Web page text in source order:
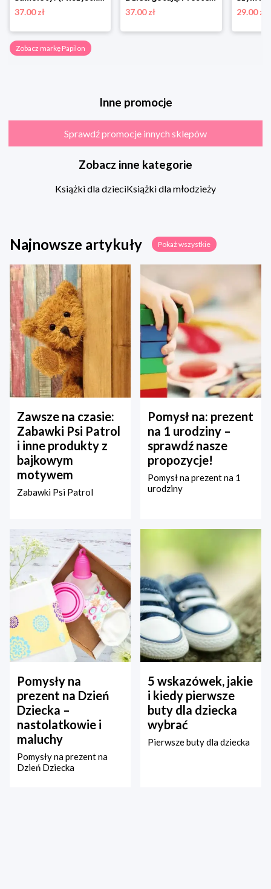
37.00 zł
37.00 zł
29.00 zł
Zobacz markę Papilon
Inne promocje
Sprawdź promocje innych sklepów
Zobacz inne kategorie
Książki dla dzieciKsiążki dla młodzieży
Najnowsze artykuły Pokaż wszystkie
Zawsze na czasie:
Zabawki Psi Patrol
i inne produkty z
bajkowym
motywem
Zabawki Psi Patrol
Pomysł na: prezent
na 1 urodziny –
sprawdź nasze
propozycje!
Pomysł na prezent na 1
urodziny
Pomysły na
prezent na Dzień
Dziecka –
nastolatkowie i
maluchy
Pomysły na prezent na
Dzień Dziecka
5 wskazówek, jakie
i kiedy pierwsze
buty dla dziecka
wybrać
Pierwsze buty dla dziecka